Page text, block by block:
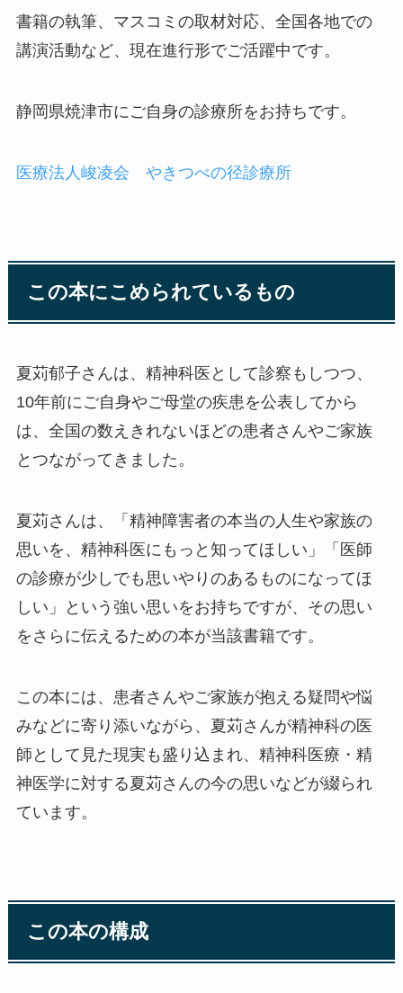
書籍の執筆、マスコミの取材対応、全国各地での
講演活動など、現在進行形でご活躍中です。
静岡県焼津市にご自身の診療所をお持ちです。
医療法人峻凌会 やきつべの径診療所
この本にこめられているもの
夏苅郁子さんは、精神科医として診察もしつつ、
10年前にご自身やご母堂の疾患を公表してから
は、全国の数えきれないほどの患者さんやご家族
とつながってきました。
夏苅さんは、「精神障害者の本当の人生や家族の
思いを、精神科医にもっと知ってほしい」「医師
の診療が少しでも思いやりのあるものになってほ
しい」という強い思いをお持ちですが、その思い
をさらに伝えるための本が当該書籍です。
この本には、患者さんやご家族が抱える疑問や悩
みなどに寄り添いながら、夏苅さんが精神科の医
師として見た現実も盛り込まれ、精神科医療・精
神医学に対する夏苅さんの今の思いなどが綴られ
ています。
この本の構成